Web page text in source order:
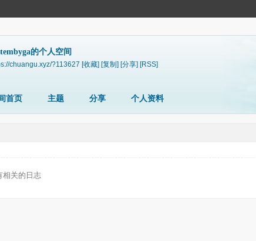
的个人空间
chuangu.xyz/?113627 [收藏] [复制] [分享] [RSS]
首页 主题 分享 个人资料
相关的日志